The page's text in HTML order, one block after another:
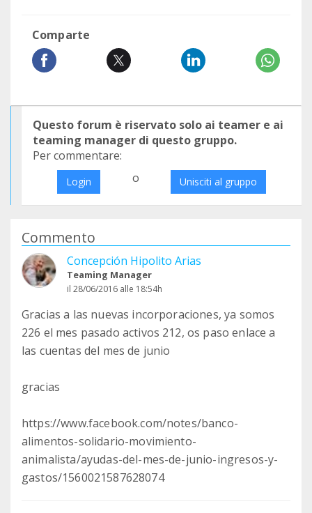
Comparte
Questo forum è riservato solo ai teamer e ai
teaming manager di questo gruppo.
Per commentare:
Login o Unisciti al gruppo
Commento
Concepción Hipolito Arias
Teaming Manager
il 28/06/2016 alle 18:54h
Gracias a las nuevas incorporaciones, ya somos
226 el mes pasado activos 212, os paso enlace a
las cuentas del mes de junio
gracias
https://www.facebook.com/notes/banco-
alimentos-solidario-movimiento-
animalista/ayudas-del-mes-de-junio-ingresos-y-
gastos/1560021587628074